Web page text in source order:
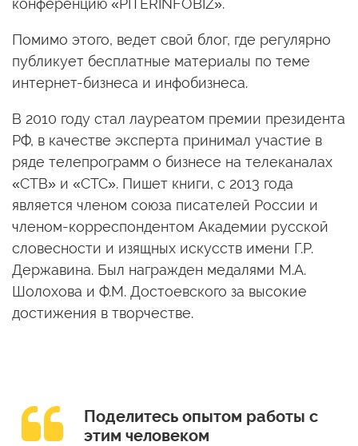
конференцию «PITERINFOBIZ».
Помимо этого, ведет свой блог, где регулярно
публикует бесплатные материалы по теме
интернет-бизнеса и инфобизнеса.
В 2010 году стал лауреатом премии президента
РФ, в качестве эксперта принимал участие в
ряде телепрограмм о бизнесе на телеканалах
«СТВ» и «СТС». Пишет книги, с 2013 года
является членом союза писателей России и
членом-корреспондентом Академии русской
словесности и изящных искусств имени Г.Р.
Державина. Был награжден медалями М.А.
Шолохова и Ф.М. Достоевского за высокие
достижения в творчестве.
Поделитесь опытом работы с
этим человеком